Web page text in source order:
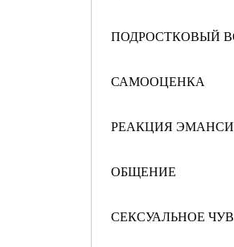
ПОДРОСТКОВЫЙ
САМООЦЕНКА
РЕАКЦИЯ
ОБЩЕНИЕ
СЕКСУАЛЬНОЕ